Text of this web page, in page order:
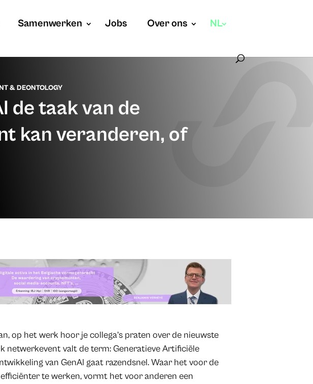
Samenwerken Jobs Over ons NL
& DEONTOLOGY
de taak van de
kan veranderen, of
op het werk hoor je collega’s praten over de nieuwste
netwerkevent valt de term: Generatieve Artificiële
van GenAI gaat razendsnel. Waar het voor de
te werken, vormt het voor anderen een